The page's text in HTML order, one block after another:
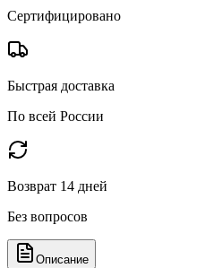
Сертифицировано
Быстрая доставка
По всей России
Возврат 14 дней
Без вопросов
Описание